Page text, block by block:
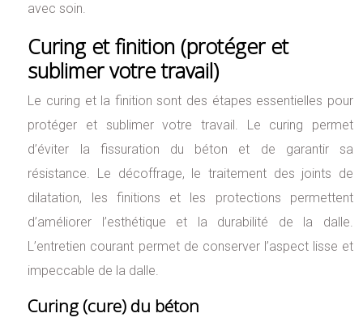
avec soin.
Curing et finition (protéger et
sublimer votre travail)
Le curing et la finition sont des étapes essentielles pour
protéger et sublimer votre travail. Le curing permet
d’éviter la fissuration du béton et de garantir sa
résistance. Le décoffrage, le traitement des joints de
dilatation, les finitions et les protections permettent
d’améliorer l’esthétique et la durabilité de la dalle.
L’entretien courant permet de conserver l’aspect lisse et
impeccable de la dalle.
Curing (cure) du béton